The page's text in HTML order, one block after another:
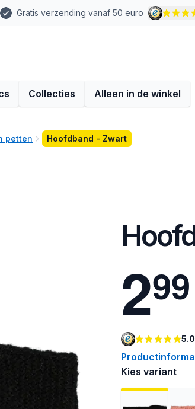
Gratis verzending vanaf 50 euro
Collecties Alleen in de winkel
petten Hoofdband - Zwart
299
Kies variant